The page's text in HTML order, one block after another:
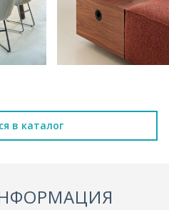
в каталог